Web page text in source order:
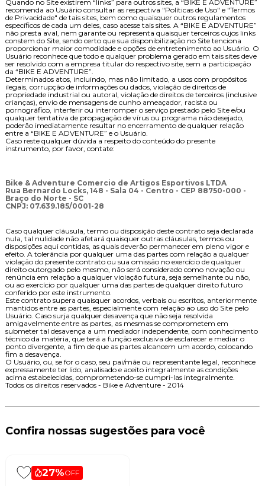
Quando no Site existirem “links” para outros sites, a “BIKE E ADVENTURE”
recomenda ao Usuário consultar as respectiva "Políticas de Uso" e "Termos
de Privacidade" de tais sites, bem como quaisquer outros regulamentos
específicos de cada um deles, caso acesse tais sites. A “BIKE E ADVENTURE”
não presta aval, nem garante ou representa quaisquer terceiros cujos links
constem do Site, sendo certo que sua disponibilização no Site tenciona
proporcionar maior comodidade e opções de entretenimento ao Usuário. O
Usuário reconhece que todo e qualquer problema gerado em tais sites deve
ser resolvido com a empresa titular do respectivo site, sem a participação
da “BIKE E ADVENTURE”.
Determinados atos, incluindo, mas não limitado, a usos com propósitos
ilegais, corrupção de informações ou dados, violação de direitos de
propriedade industrial ou autoral, violação de direitos de terceiros (inclusive
crianças), envio de mensagens de cunho ameaçador, racista ou
pornográfico, interferir ou interromper o serviço prestado pelo Site e/ou
qualquer tentativa de propagação de vírus ou programa não desejado,
poderão imediatamente resultar no encerramento de qualquer relação
entre a “BIKE E ADVENTURE” e o Usuário.
Caso reste qualquer dúvida a respeito do conteúdo do presente
instrumento, por favor, contate:
Bike & Adventure Comercio de Artigos Esportivos LTDA
Rua Bernardo Locks, 148 - Sala 04 - Centro - CEP 88750-000 -
Braço do Norte - SC
CNPJ: 07.639.185/0001-28
Caso qualquer cláusula, termo ou disposição deste contrato seja declarada
nula, tal nulidade não afetará quaisquer outras cláusulas, termos ou
disposições aqui contidas, as quais deverão permanecer em pleno vigor e
efeito. A tolerância por qualquer uma das partes com relação a qualquer
violação do presente contrato ou sua omissão no exercício de qualquer
direito outorgado pelo mesmo, não será considerado como novação ou
renúncia em relação a qualquer violação futura, seja semelhante ou não,
ou ao exercício por qualquer uma das partes de qualquer direito futuro
conferido por este instrumento.
Este contrato supera quaisquer acordos, verbais ou escritos, anteriormente
mantidos entre as partes, especialmente com relação ao uso do Site pelo
Usuário. Caso surja qualquer desavença que não seja resolvida
amigavelmente entre as partes, as mesmas se comprometem em
submeter tal desavença a um mediador independente, com conhecimento
técnico da matéria, que terá a função exclusiva de esclarecer e mediar o
ponto divergente, a fim de que as partes alcancem um acordo, colocando
fim a desavença.
O Usuário, ou, se for o caso, seu pai/mãe ou representante legal, reconhece
expressamente ter lido, analisado e aceito integralmente as condições
acima estabelecidas, comprometendo-se cumpri-las integralmente.
Todos os direitos reservados - Bike e Adventure - 2014
Confira nossas sugestões para você
27%OFF